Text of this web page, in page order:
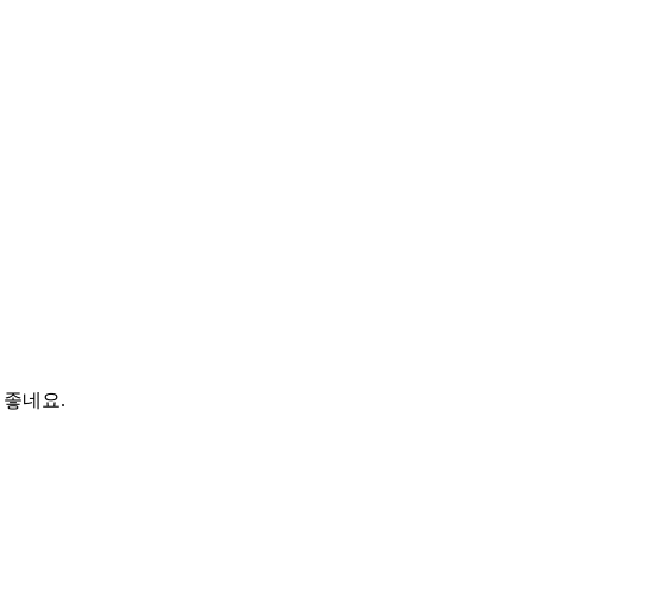
네요.